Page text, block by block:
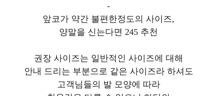
-
앞코가 약간 불편한정도의 사이즈,
양말을 신는다면 245 추천
권장 사이즈는 일반적인 사이즈에 대해
안내 드리는 부분으로 같은 사이즈라 하셔도
고객님들의 발 모양에 따라